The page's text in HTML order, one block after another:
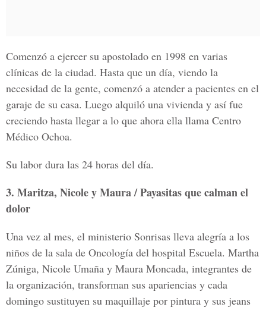
Comenzó a ejercer su apostolado en 1998 en varias
clínicas de la ciudad. Hasta que un día, viendo la
necesidad de la gente, comenzó a atender a pacientes en el
garaje de su casa. Luego alquiló una vivienda y así fue
creciendo hasta llegar a lo que ahora ella llama Centro
Médico Ochoa.
Su labor dura las 24 horas del día.
3. Maritza, Nicole y Maura / Payasitas que calman el
dolor
Una vez al mes, el ministerio Sonrisas lleva alegría a los
niños de la sala de Oncología del hospital Escuela. Martha
Zúniga, Nicole Umaña y Maura Moncada, integrantes de
la organización, transforman sus apariencias y cada
domingo sustituyen su maquillaje por pintura y sus jeans